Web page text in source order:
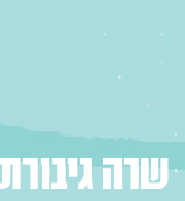
שרה גיבורת